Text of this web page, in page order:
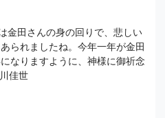
金田さんの身の回りで、悲しい
られましたね。今年一年が金田
なりますように、神様に御祈念
佳世